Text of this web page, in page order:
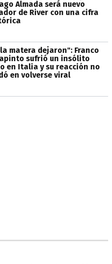
Almada será nuevo
de River con una cifra
matera dejaron": Franco
sufrió un insólito
en Italia y su reacción no
en volverse viral